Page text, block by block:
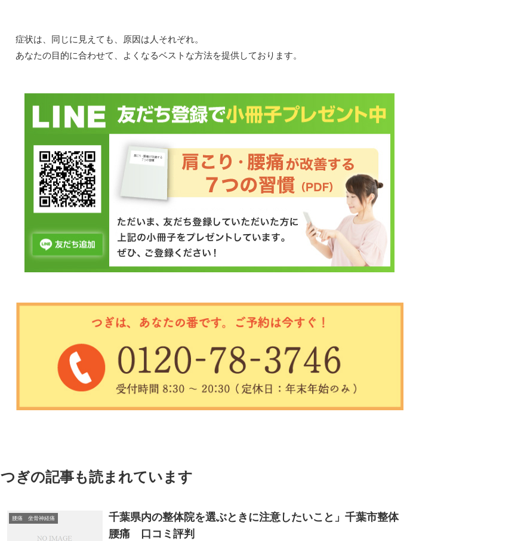
症状は、同じに見えても、原因は人それぞれ。
あなたの目的に合わせて、よくなるベストな方法を提供しております。
つぎの記事も読まれています
腰痛 坐骨神経痛
千葉県内の整体院を選ぶときに注意したいこと」千葉市整体
腰痛 口コミ評判